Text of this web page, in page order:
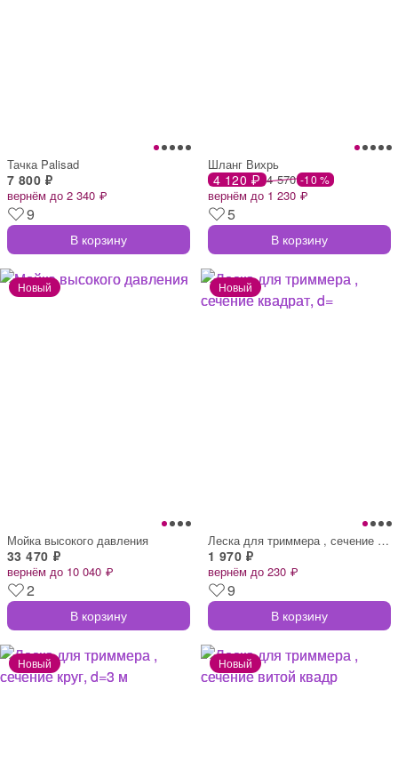
Тачка Palisad
7 800 ₽
вернём до 2 340 ₽
9
В корзину
Шланг Вихрь
4 120 ₽ 4 570 -10 %
вернём до 1 230 ₽
5
В корзину
Мойка высокого давления
33 470 ₽
вернём до 10 040 ₽
2
В корзину
Леска для триммера , сечение квадрат, d=
1 970 ₽
вернём до 230 ₽
9
В корзину